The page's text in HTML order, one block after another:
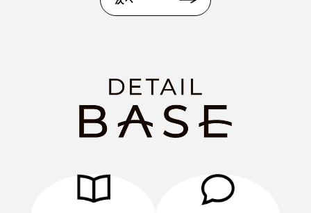
3. 弊社のアンケートにご記入いただきます。その際
■ その他、プレゼントに関する注意事項
・初めてディテールホームグループにご来場いただ
く方のみ対象とさせていだきます。
・プレゼントは、1名様（1家族様）1回限りとさせ